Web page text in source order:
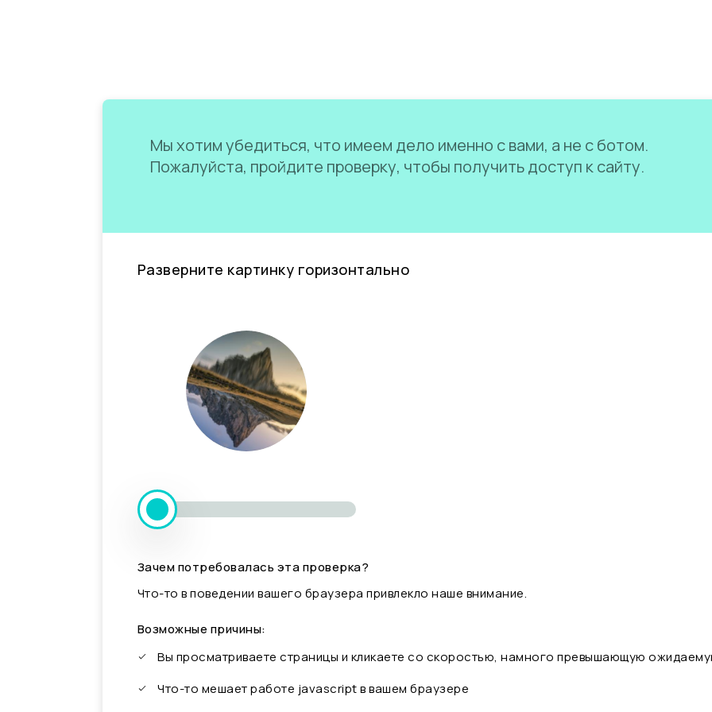
Мы хотим убедиться, что имеем дело именно с вами, а не с ботом.
Пожалуйста, пройдите проверку, чтобы получить доступ к сайту.
Разверните картинку горизонтально
Зачем потребовалась эта проверка?
Что-то в поведении вашего браузера привлекло наше внимание.
Возможные причины:
Вы просматриваете страницы и кликаете со скоростью, намного превышающую
Что-то мешает работе javascript в вашем браузере